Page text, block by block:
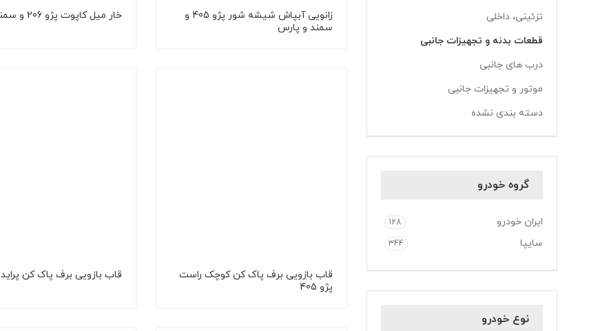
تزئینی، داخلی
قطعات بدنه و تجهیزات جانبی
درب های جانبی
موتور و تجهیزات جانبی
دسته بندی نشده
گروه خودرو
ایران خودرو 128
سایپا 344
نوع خودرو
زانویی آبپاش شیشه شور پژو 405 و
سمند و پارس
خار میل کاپوت پژو 206 و سمند
قاب بازویی برف پاک کن کوچک راست
پژو 405
قاب بازویی برف پاک کن پراید